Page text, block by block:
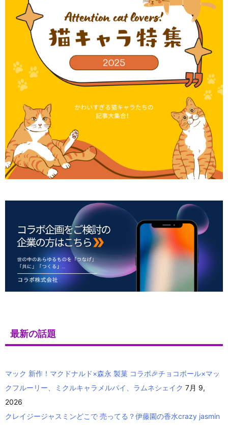
最新の話題
マック 新作！マクドナルド×森永 製菓 コラボ🎉チョコボール×マッ
クフルーリー、ミクルキャラメルパイ、ラムネシェイク 7月 9,
2026
クレイジージャスミンどこで 売ってる？伊藤園の香水crazy jasmin